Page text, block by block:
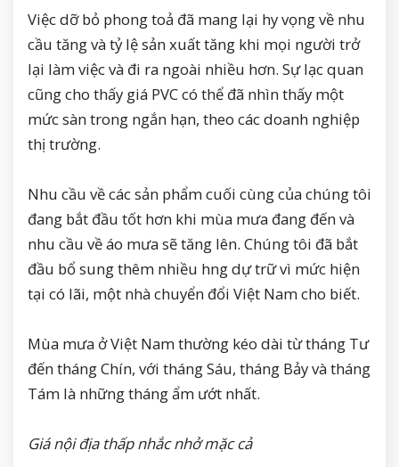
Việc dỡ bỏ phong toả đã mang lại hy vọng về nhu
cầu tăng và tỷ lệ sản xuất tăng khi mọi người trở
lại làm việc và đi ra ngoài nhiều hơn. Sự lạc quan
cũng cho thấy giá PVC có thể đã nhìn thấy một
mức sàn trong ngắn hạn, theo các doanh nghiệp
thị trường.
Nhu cầu về các sản phẩm cuối cùng của chúng tôi
đang bắt đầu tốt hơn khi mùa mưa đang đến và
nhu cầu về áo mưa sẽ tăng lên. Chúng tôi đã bắt
đầu bổ sung thêm nhiều hng dự trữ vì mức hiện
tại có lãi, một nhà chuyển đổi Việt Nam cho biết.
Mùa mưa ở Việt Nam thường kéo dài từ tháng Tư
đến tháng Chín, với tháng Sáu, tháng Bảy và tháng
Tám là những tháng ẩm ướt nhất.
Giá nội địa thấp nhắc nhở mặc cả